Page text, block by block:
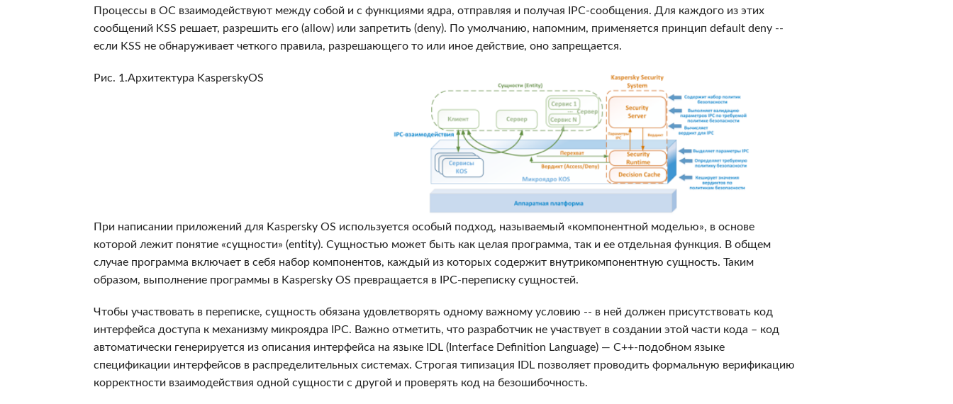
Процессы в ОС взаимодействуют между собой и с функциями ядра, отправляя и получая IPC-сообщения. Для каждого из этих
сообщений KSS решает, разрешить его (allow) или запретить (deny). По умолчанию, напомним, применяется принцип default deny --
если KSS не обнаруживает четкого правила, разрешающего то или иное действие, оно запрещается.
Рис. 1.Архитектура KasperskyOS
При написании приложений для Kaspersky OS используется особый подход, называемый «компонентной моделью», в основе
которой лежит понятие «сущности» (entity). Сущностью может быть как целая программа, так и ее отдельная функция. В общем
случае программа включает в себя набор компонентов, каждый из которых содержит внутрикомпонентную сущность. Таким
образом, выполнение программы в Kaspersky OS превращается в IPC-переписку сущностей.
Чтобы участвовать в переписке, сущность обязана удовлетворять одному важному условию -- в ней должен присутствовать код
интерфейса доступа к механизму микроядра IPC. Важно отметить, что разработчик не участвует в создании этой части кода – код
автоматически генерируется из описания интерфейса на языке IDL (Interface Definition Language) — С++-подобном языке
спецификации интерфейсов в распределительных системах. Cтрогая типизация IDL позволяет проводить формальную верификацию
корректности взаимодействия одной сущности с другой и проверять код на безошибочность.